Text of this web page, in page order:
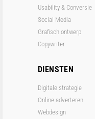
Usability & Conversie
Social Media
Grafisch ontwerp
Copywriter
DIENSTEN
Digitale strategie
Online adverteren
Webdesign